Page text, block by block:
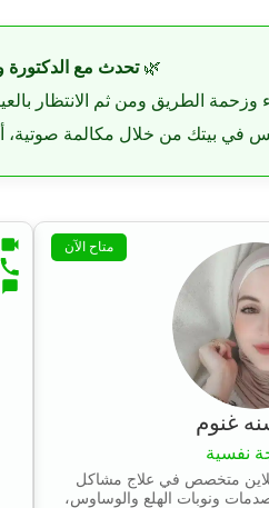
🌿تحدث مع الدكتورة
وزحمة الطريق ومن ثم الانتظار
في بيتك من خلال مكالمة صوتية، أو
متاح الآن
غنوم
نفسية
متخصص في علاج مشاكل
ونوبات الهلع والوساوس،